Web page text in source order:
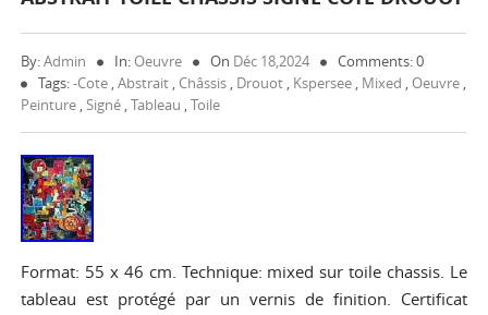
By:Admin In: Oeuvre On Déc 18,2024
Comments: 0
Tags:-cote ,Abstrait , Châssis , Drouot , Kspersee , Mixed , Oeuvre ,
Peinture ,Signé ,Tableau ,Toile
Format: 55 x 46 cm. Technique: mixed sur toile chassis. Le
tableau est protégé par un vernis de finition. Certificat